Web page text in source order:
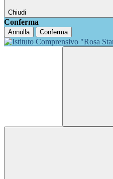
Chiudi
Conferma
Annulla Conferma